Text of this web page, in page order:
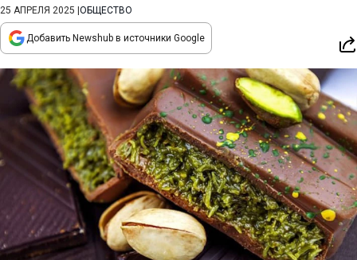
25 АПРЕЛЯ 2025 ОБЩЕСТВО
Добавить Newshub в источники Google